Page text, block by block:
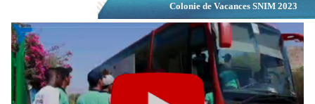
Colonie de Vacances SNIM 2023